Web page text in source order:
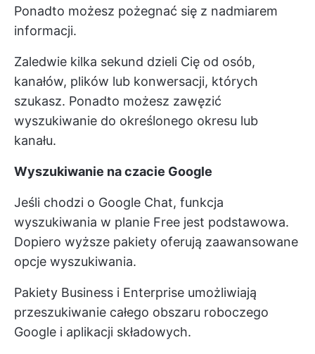
Ponadto możesz pożegnać się z nadmiarem
informacji.
Zaledwie kilka sekund dzieli Cię od osób,
kanałów, plików lub konwersacji, których
szukasz. Ponadto możesz zawęzić
wyszukiwanie do określonego okresu lub
kanału.
Wyszukiwanie na czacie Google
Jeśli chodzi o Google Chat, funkcja
wyszukiwania w planie Free jest podstawowa.
Dopiero wyższe pakiety oferują zaawansowane
opcje wyszukiwania.
Pakiety Business i Enterprise umożliwiają
przeszukiwanie całego obszaru roboczego
Google i aplikacji składowych.